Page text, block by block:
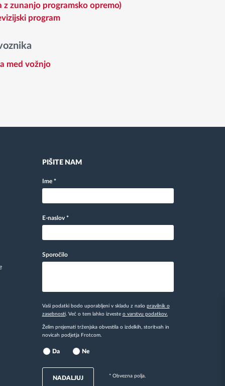
z zunanjo programsko opremo)
program
med vožnjo
PIŠITE NAM
Ime *
E-naslov *
Sporočilo
Vaši podatki bodo uporabljeni v skladu z našo pravilnik o
zasebnosti. Več o tem lahko izveste o varstvu podatkov.
Želim prejemati trženjska obvestila o izdelkih, storitvah in
novicah podjetja Frotcom.
Da Ne
NADALJUJ * Obvezna polja.